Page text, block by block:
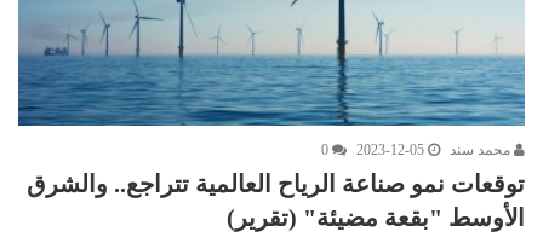
محمد سند 2023-12-05
0
توقعات نمو صناعة الرياح العالمية تتراجع.. والشرق
الأوسط "بقعة مضيئة" (تقرير)